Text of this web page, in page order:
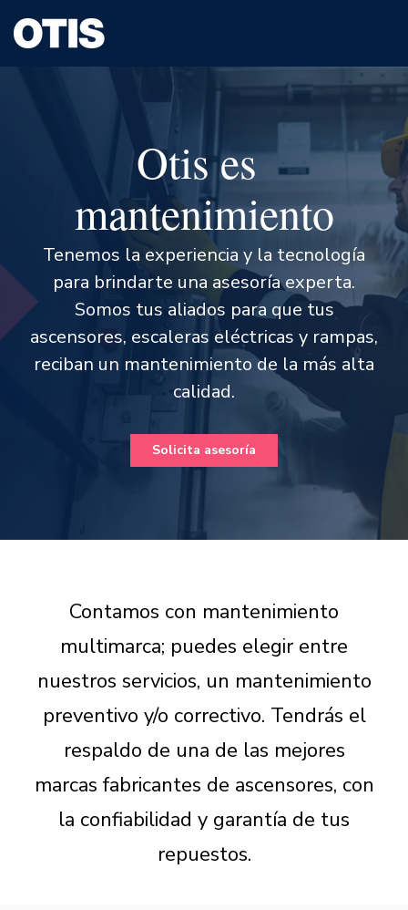
Otis es
mantenimiento
Tenemos la experiencia y la tecnología
para brindarte una asesoría experta.
Somos tus aliados para que tus
ascensores, escaleras eléctricas y rampas,
reciban un mantenimiento de la más alta
calidad.
Solicita asesoría
Contamos con mantenimiento
multimarca; puedes elegir entre
nuestros servicios, un mantenimiento
preventivo y/o correctivo. Tendrás el
respaldo de una de las mejores
marcas fabricantes de ascensores, con
la confiabilidad y garantía de tus
repuestos.